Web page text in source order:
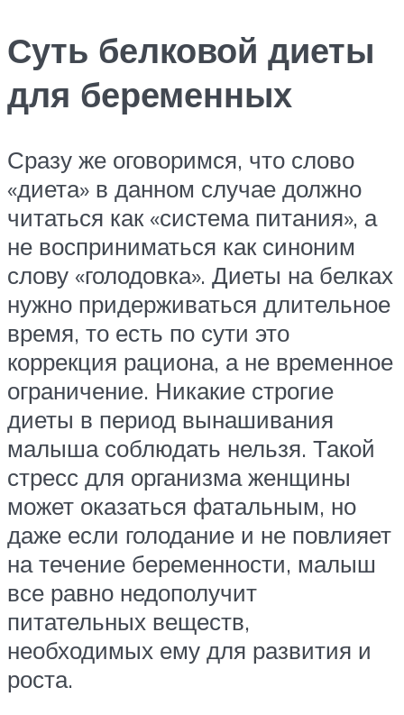
Суть белковой диеты
для беременных
Сразу же оговоримся, что слово
«диета» в данном случае должно
читаться как «система питания», а
не восприниматься как синоним
слову «голодовка». Диеты на белках
нужно придерживаться длительное
время, то есть по сути это
коррекция рациона, а не временное
ограничение. Никакие строгие
диеты в период вынашивания
малыша соблюдать нельзя. Такой
стресс для организма женщины
может оказаться фатальным, но
даже если голодание и не повлияет
на течение беременности, малыш
все равно недополучит
питательных веществ,
необходимых ему для развития и
роста.